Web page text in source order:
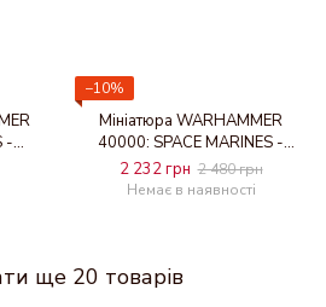
-
−10%
Мініатюра WARHAMMER
40000: SPACE MARINES -
VENERABLE DREADNOUGHT
2 232 грн 2 480 грн
Немає в наявності
ще 20 товарів